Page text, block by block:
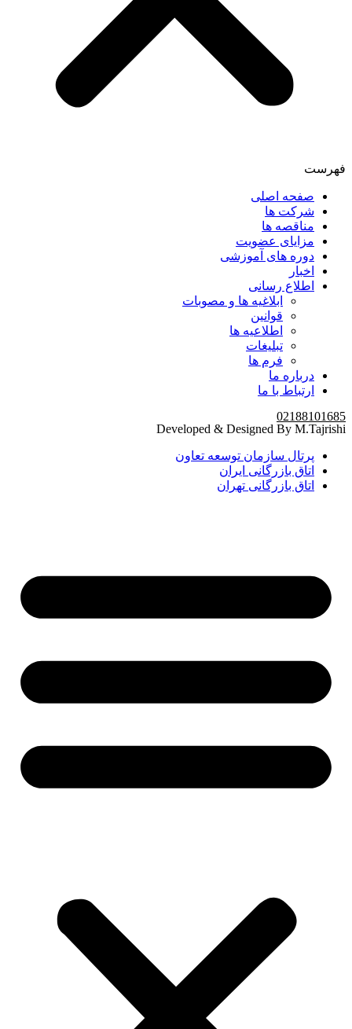
فهرست
صفحه اصلی
شرکت ها
مناقصه ها
مزایای عضویت
دوره های آموزشی
اخبار
اطلاع رسانی
ابلاغیه ها و مصوبات
قوانین
اطلاعیه ها
تبلیغات
فرم ها
درباره ما
ارتباط با ما
02188101685
Developed & Designed By M.Tajrishi
پرتال سازمان توسعه تعاون
اتاق بازرگانی ایران
اتاق بازرگانی تهران